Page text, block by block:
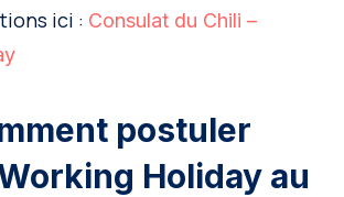
ici : Consulat du Chili –
postuler
Holiday au